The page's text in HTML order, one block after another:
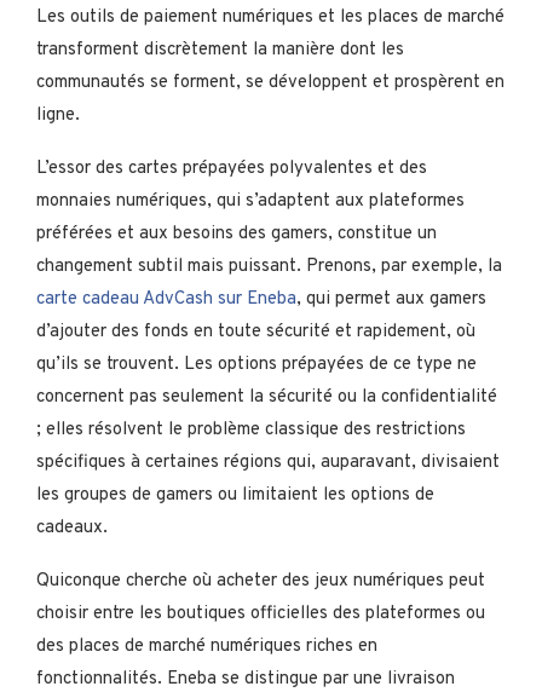
Les outils de paiement numériques et les places de marché
transforment discrètement la manière dont les
communautés se forment, se développent et prospèrent en
ligne.
L’essor des cartes prépayées polyvalentes et des
monnaies numériques, qui s’adaptent aux plateformes
préférées et aux besoins des gamers, constitue un
changement subtil mais puissant. Prenons, par exemple, la
carte cadeau AdvCash sur Eneba, qui permet aux gamers
d’ajouter des fonds en toute sécurité et rapidement, où
qu’ils se trouvent. Les options prépayées de ce type ne
concernent pas seulement la sécurité ou la confidentialité
; elles résolvent le problème classique des restrictions
spécifiques à certaines régions qui, auparavant, divisaient
les groupes de gamers ou limitaient les options de
cadeaux.
Quiconque cherche où acheter des jeux numériques peut
choisir entre les boutiques officielles des plateformes ou
des places de marché numériques riches en
fonctionnalités. Eneba se distingue par une livraison